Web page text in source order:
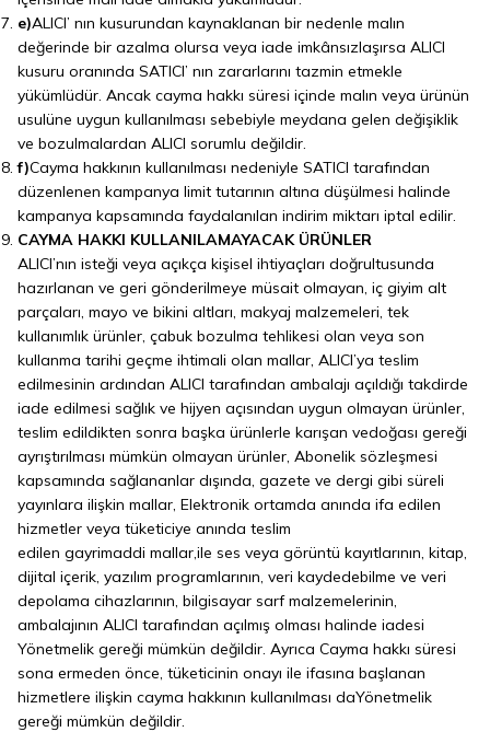
e)ALICI’ nın kusurundan kaynaklanan bir nedenle malın
değerinde bir azalma olursa veya iade imkânsızlaşırsa ALICI
kusuru oranında SATICI’ nın zararlarını tazmin etmekle
yükümlüdür. Ancak cayma hakkı süresi içinde malın veya ürünün
usulüne uygun kullanılması sebebiyle meydana gelen değişiklik
ve bozulmalardan ALICI sorumlu değildir.
f)Cayma hakkının kullanılması nedeniyle SATICI tarafından
düzenlenen kampanya limit tutarının altına düşülmesi halinde
kampanya kapsamında faydalanılan indirim miktarı iptal edilir.
CAYMA HAKKI KULLANILAMAYACAK ÜRÜNLER
ALICI’nın isteği veya açıkça kişisel ihtiyaçları doğrultusunda
hazırlanan ve geri gönderilmeye müsait olmayan, iç giyim alt
parçaları, mayo ve bikini altları, makyaj malzemeleri, tek
kullanımlık ürünler, çabuk bozulma tehlikesi olan veya son
kullanma tarihi geçme ihtimali olan mallar, ALICI’ya teslim
edilmesinin ardından ALICI tarafından ambalajı açıldığı takdirde
iade edilmesi sağlık ve hijyen açısından uygun olmayan ürünler,
teslim edildikten sonra başka ürünlerle karışan vedoğası gereği
ayrıştırılması mümkün olmayan ürünler, Abonelik sözleşmesi
kapsamında sağlananlar dışında, gazete ve dergi gibi süreli
yayınlara ilişkin mallar, Elektronik ortamda anında ifa edilen
hizmetler veya tüketiciye anında teslim
edilen gayrimaddi mallar,ile ses veya görüntü kayıtlarının, kitap,
dijital içerik, yazılım programlarının, veri kaydedebilme ve veri
depolama cihazlarının, bilgisayar sarf malzemelerinin,
ambalajının ALICI tarafından açılmış olması halinde iadesi
Yönetmelik gereği mümkün değildir. Ayrıca Cayma hakkı süresi
sona ermeden önce, tüketicinin onayı ile ifasına başlanan
hizmetlere ilişkin cayma hakkının kullanılması daYönetmelik
gereği mümkün değildir.